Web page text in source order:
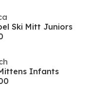
Ski Mitt Juniors
Infants